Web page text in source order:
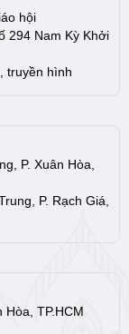
hội
294 Nam Kỳ Khởi
truyền hình
P. Xuân Hòa,
P. Rạch Giá,
Hòa, TP.HCM